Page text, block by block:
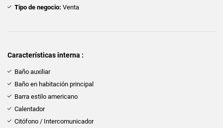
Tipo de negocio: Venta
Características interna :
Baño auxiliar
Baño en habitación principal
Barra estilo americano
Calentador
Citófono / Intercomunicador